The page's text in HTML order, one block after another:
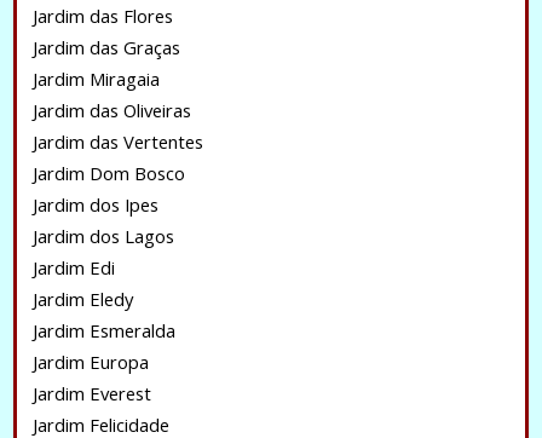
Jardim das Flores
Jardim das Graças
Jardim Miragaia
Jardim das Oliveiras
Jardim das Vertentes
Jardim Dom Bosco
Jardim dos Ipes
Jardim dos Lagos
Jardim Edi
Jardim Eledy
Jardim Esmeralda
Jardim Europa
Jardim Everest
Jardim Felicidade